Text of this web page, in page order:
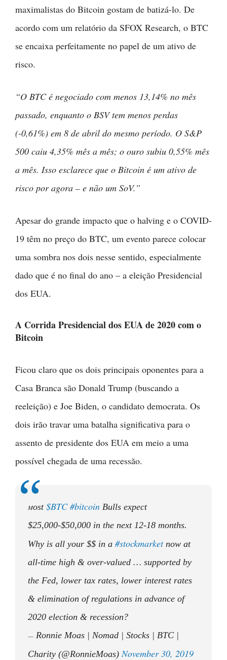
maximalistas do Bitcoin gostam de batizá-lo. De
acordo com um relatório da SFOX Research, o BTC
se encaixa perfeitamente no papel de um ativo de
risco.
“O BTC é negociado com menos 13,14% no mês
passado, enquanto o BSV tem menos perdas
(-0,61%) em 8 de abril do mesmo período. O S&P
500 caiu 4,35% mês a mês; o ouro subiu 0,55% mês
a mês. Isso esclarece que o Bitcoin é um ativo de
risco por agora – e não um SoV.”
Apesar do grande impacto que o halving e o COVID-
19 têm no preço do BTC, um evento parece colocar
uma sombra nos dois nesse sentido, especialmente
dado que é no final do ano – a eleição Presidencial
dos EUA.
A Corrida Presidencial dos EUA de 2020 com o
Bitcoin
Ficou claro que os dois principais oponentes para a
Casa Branca são Donald Trump (buscando a
reeleição) e Joe Biden, o candidato democrata. Os
dois irão travar uma batalha significativa para o
assento de presidente dos EUA em meio a uma
possível chegada de uma recessão.
Most $BTC #bitcoin Bulls expect
$25,000-$50,000 in the next 12-18 months.
Why is all your $$ in a #stockmarketnow at
all-time high & over-valued … supported by
the Fed, lower tax rates, lower interest rates
& elimination of regulations in advance of
2020 election & recession?
— Ronnie Moas | Nomad | Stocks | BTC |
Charity (@RonnieMoas) November 30, 2019